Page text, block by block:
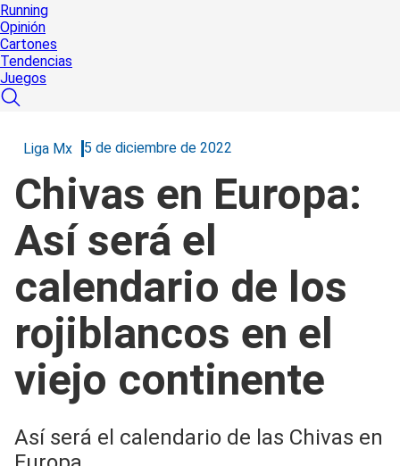
Running
Opinión
Cartones
Tendencias
Juegos
Liga Mx 5 de diciembre de 2022
Chivas en Europa:
Así será el
calendario de los
rojiblancos en el
viejo continente
Así será el calendario de las Chivas en